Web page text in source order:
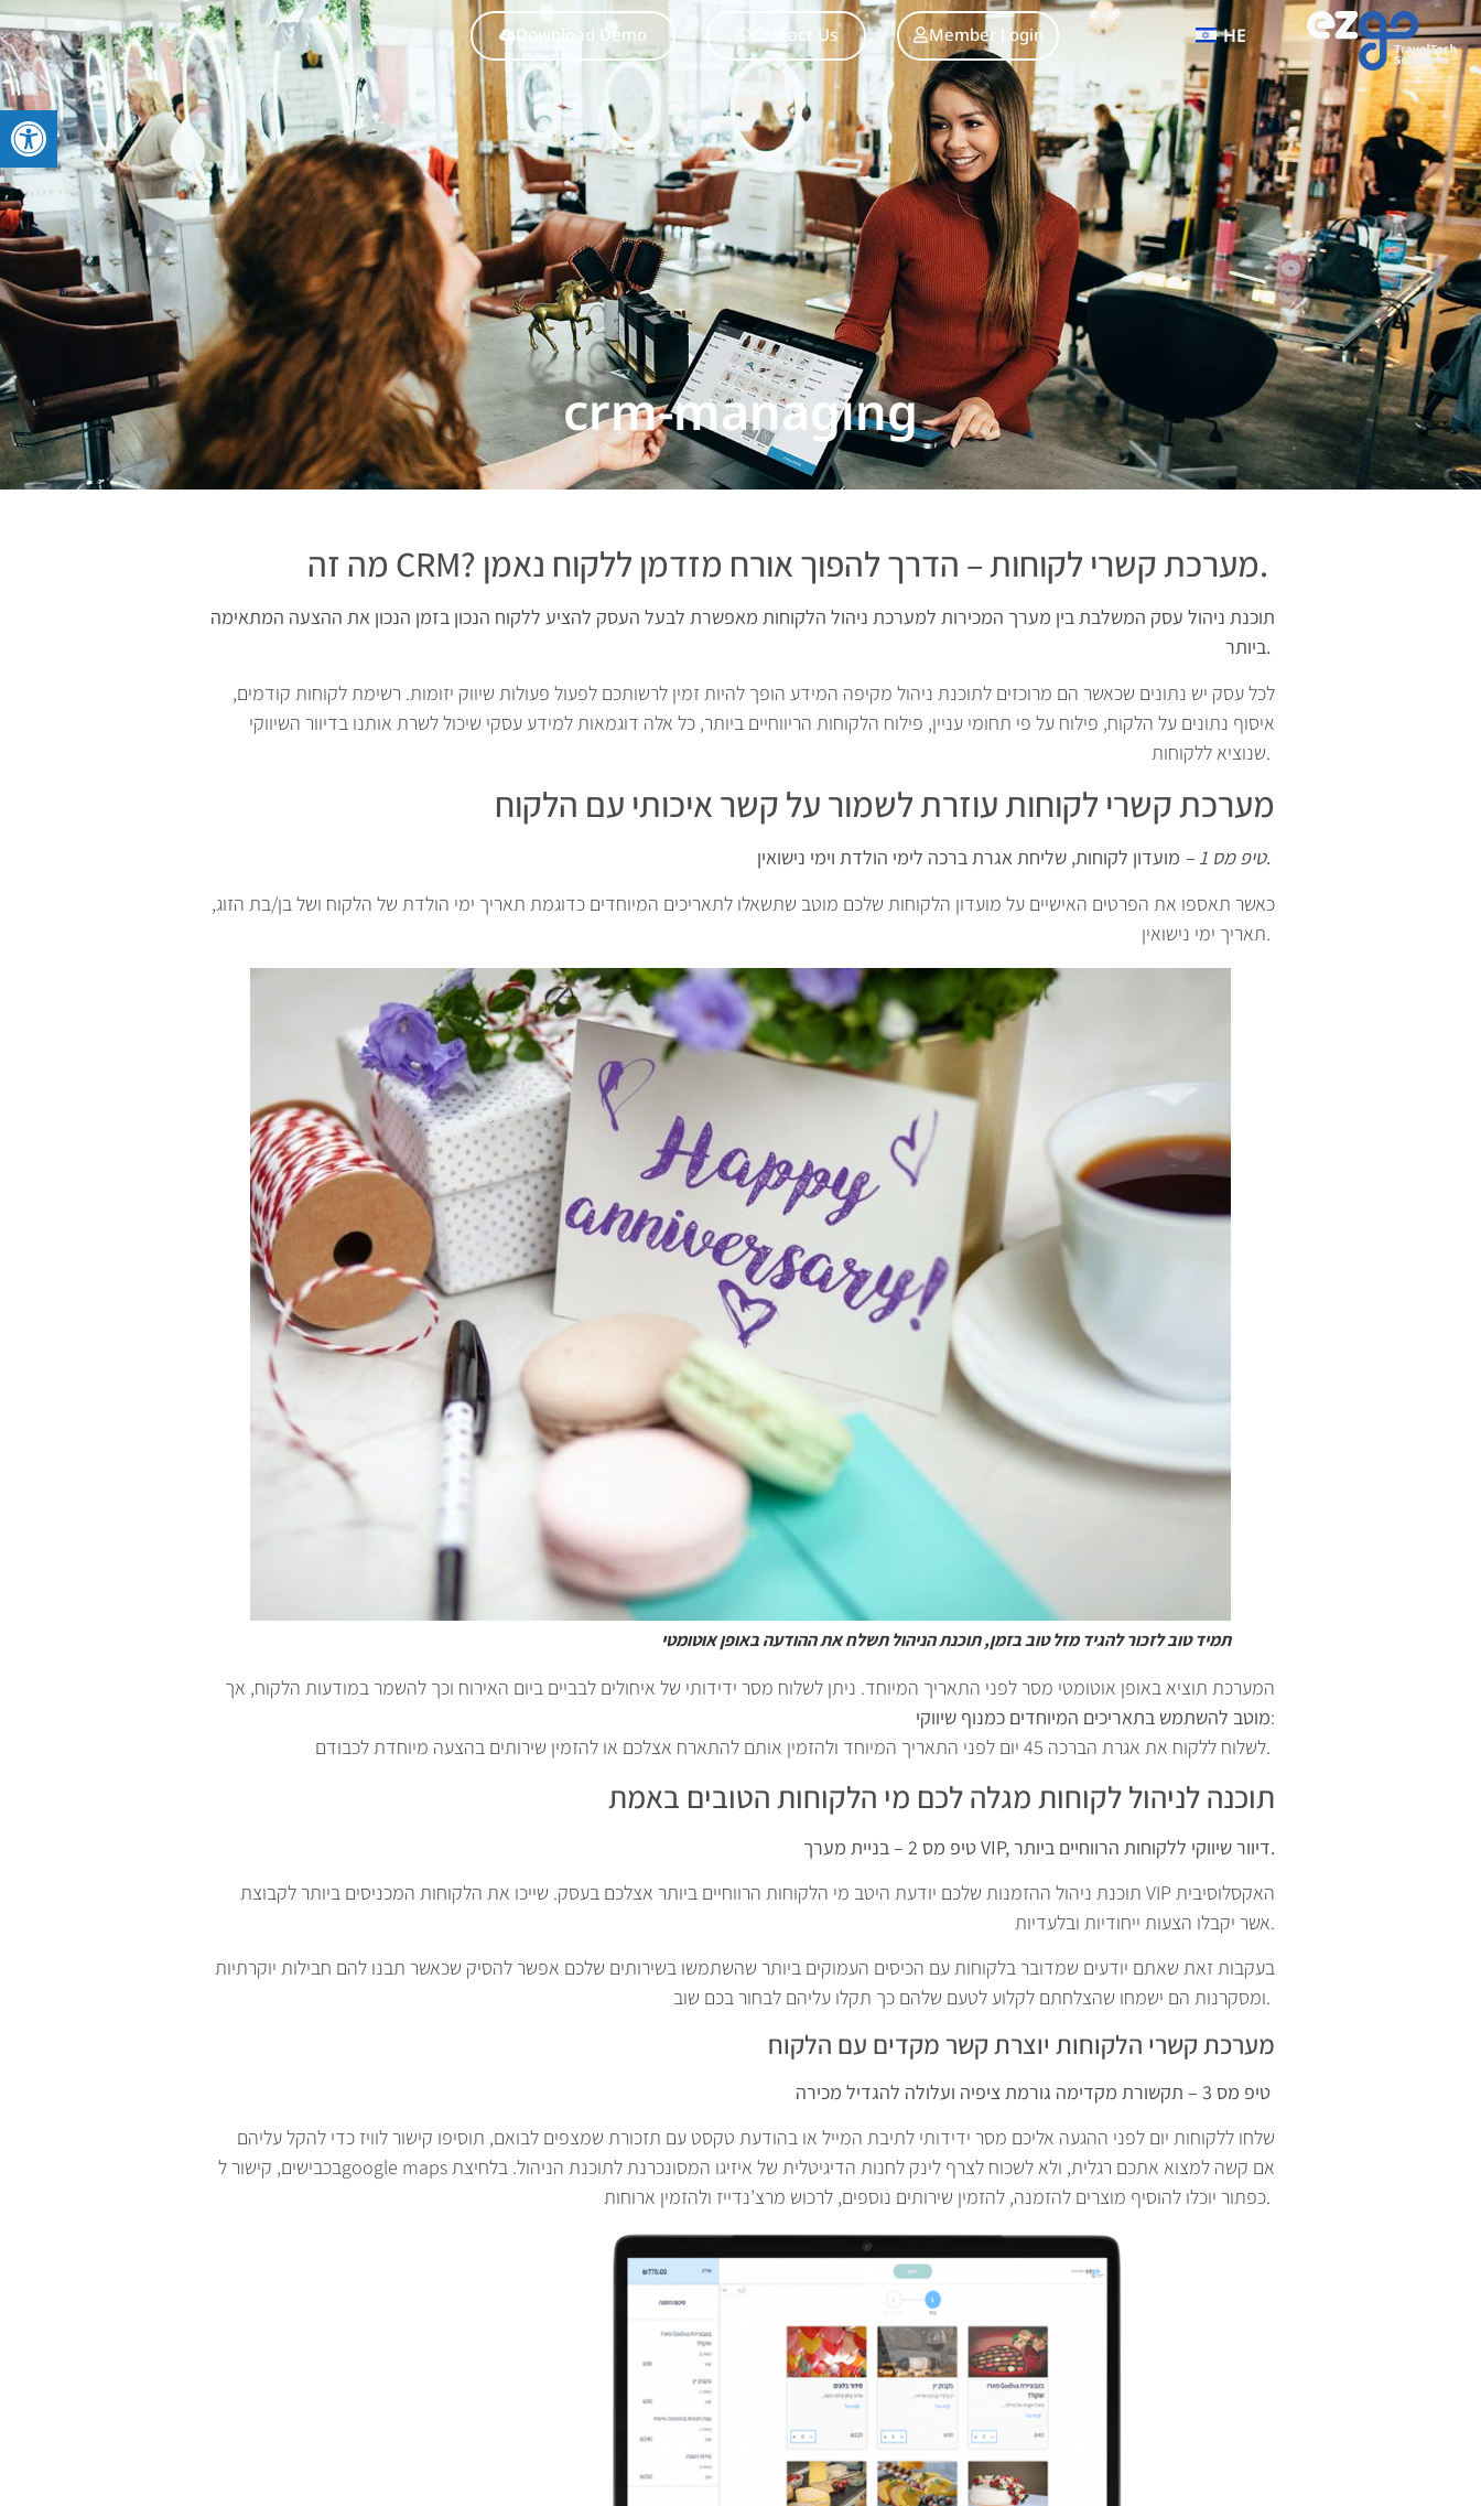
Download Demo Contact Us Member Login HE
crm-managing
מה זה CRM? מערכת קשרי לקוחות – הדרך להפוך אורח מזדמן ללקוח נאמן.
תוכנת ניהול עסק המשלבת בין מערך המכירות למערכת ניהול הלקוחות מאפשרת לבעל העסק להציע ללקוח הנכון בזמן הנכון את ההצעה המתאימה
ביותר.
לכל עסק יש נתונים שכאשר הם מרוכזים לתוכנת ניהול מקיפה המידע הופך להיות זמין לרשותכם לפעול פעולות שיווק יזומות. רשימת לקוחות קודמים,
איסוף נתונים על הלקוח, פילוח על פי תחומי עניין, פילוח הלקוחות הריווחיים ביותר, כל אלה דוגמאות למידע עסקי שיכול לשרת אותנו בדיוור השיווקי
שנוציא ללקוחות.
מערכת קשרי לקוחות עוזרת לשמור על קשר איכותי עם הלקוח
טיפ מס 1 –מועדון לקוחות, שליחת אגרת ברכה לימי הולדת וימי נישואין.
כאשר תאספו את הפרטים האישיים על מועדון הלקוחות שלכם מוטב שתשאלו לתאריכים המיוחדים כדוגמת תאריך ימי הולדת של הלקוח ושל בן/בת הזוג,
תאריך ימי נישואין.
תמיד טוב לזכור להגיד מזל טוב בזמן, תוכנת הניהול תשלח את ההודעה באופן אוטומטי
המערכת תוציא באופן אוטומטי מסר לפני התאריך המיוחד. ניתן לשלוח מסר ידידותי של איחולים לבביים ביום האירוח וכך להשמר במודעות הלקוח, אך
מוטב להשתמש בתאריכים המיוחדים כמנוף שיווקי:
לשלוח ללקוח את אגרת הברכה 45 יום לפני התאריך המיוחד ולהזמין אותם להתארח אצלכם או להזמין שירותים בהצעה מיוחדת לכבודם.
תוכנה לניהול לקוחות מגלה לכם מי הלקוחות הטובים באמת
טיפ מס 2 – בניית מערך VIP, דיוור שיווקי ללקוחות הרווחיים ביותר.
תוכנת ניהול ההזמנות שלכם יודעת היטב מי הלקוחות הרווחיים ביותר אצלכם בעסק. שייכו את הלקוחות המכניסים ביותר לקבוצת VIP האקסלוסיבית
אשר יקבלו הצעות ייחודיות ובלעדיות.
בעקבות זאת שאתם יודעים שמדובר בלקוחות עם הכיסים העמוקים ביותר שהשתמשו בשירותים שלכם אפשר להסיק שכאשר תבנו להם חבילות יוקרתיות
ומסקרנות הם ישמחו שהצלחתם לקלוע לטעם שלהם כך תקלו עליהם לבחור בכם שוב.
מערכת קשרי הלקוחות יוצרת קשר מקדים עם הלקוח
שלחו ללקוחות יום לפני ההגעה אליכם מסר ידידותי לתיבת המייל או בהודעת טקסט עם תזכורת שמצפים לבואם, תוסיפו קישור לוויז כדי להקל עליהם
בכבישים, קישור לgoogle maps אם קשה למצוא אתכם רגלית, ולא לשכוח לצרף לינק לחנות הדיגיטלית של איזיגו המסונכרנת לתוכנת הניהול. בלחיצת
כפתור יוכלו להוסיף מוצרים להזמנה, להזמין שירותים נוספים, לרכוש מרצ’נדייז ולהזמין ארוחות.
Open toolbar